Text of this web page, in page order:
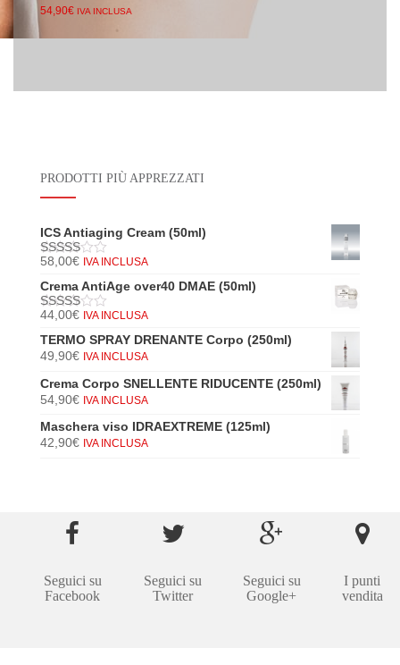
54,90€ IVA INCLUSA
PRODOTTI PIÙ APPREZZATI
ICS Antiaging Cream (50ml)
5di 5
58,00€ IVA INCLUSA
Crema AntiAge over40 DMAE (50ml)
5di 5
44,00€ IVA INCLUSA
TERMO SPRAY DRENANTE Corpo (250ml)
49,90€ IVA INCLUSA
Crema Corpo SNELLENTE RIDUCENTE (250ml)
54,90€ IVA INCLUSA
Maschera viso IDRAEXTREME (125ml)
42,90€ IVA INCLUSA
Seguici su
Facebook
Seguici su
Twitter
Seguici su
Google+
I punti
vendita